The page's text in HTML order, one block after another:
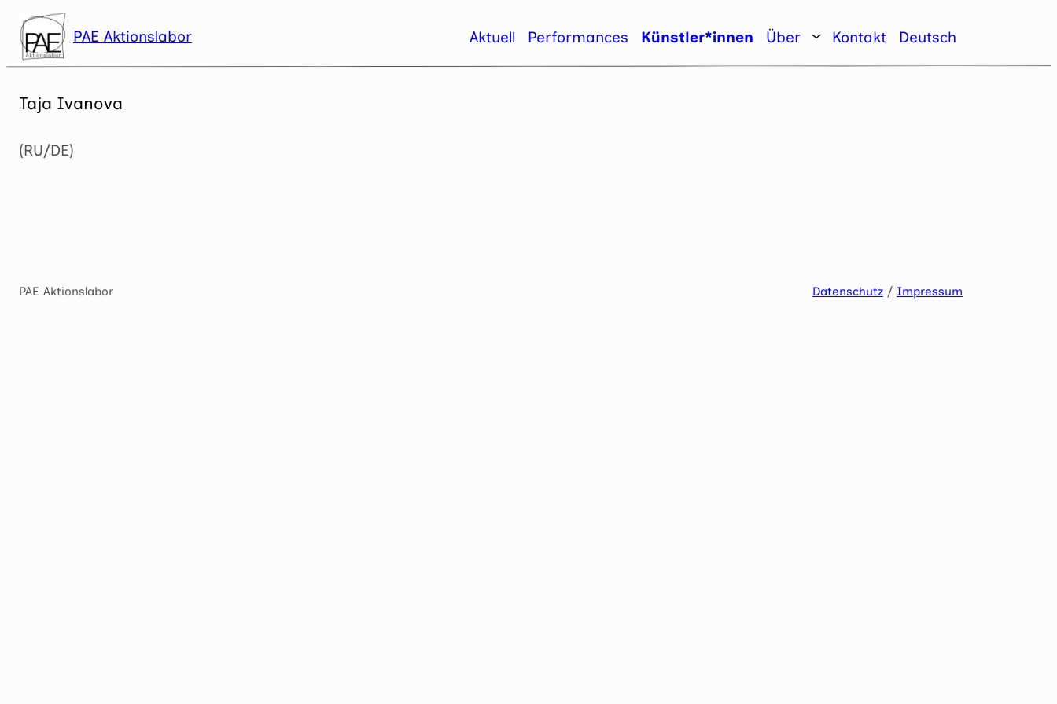
Zum
Inhalt
springen
PAE Aktionslabor Aktuell Performances Künstler*innen Über Kontakt Deutsch
Taja Ivanova
(RU/DE)
PAE Aktionslabor Datenschutz/ Impressum